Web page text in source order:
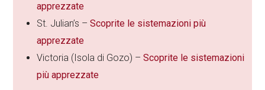
apprezzate
St. Julian’s –Scoprite le sistemazioni più
apprezzate
Victoria (Isola di Gozo) –Scoprite le sistemazioni
più apprezzate